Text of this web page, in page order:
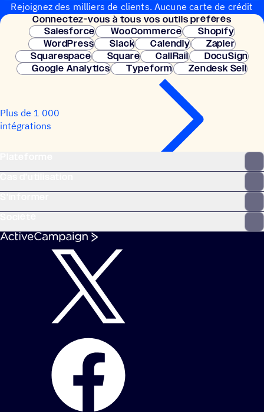
Rejoignez des milliers de clients. Aucune carte de crédit
nécessaire. Configuration instantanée.
Connec­tez-vous à tous vos outils préférés
Salesforce
WooCommerce
Shopify
WordPress
Slack Calendly
Zapier
Squarespace
Square CallRail
DocuSign
Google Analytics
Typeform Zendesk Sell
Plus de 1 000
intégrations